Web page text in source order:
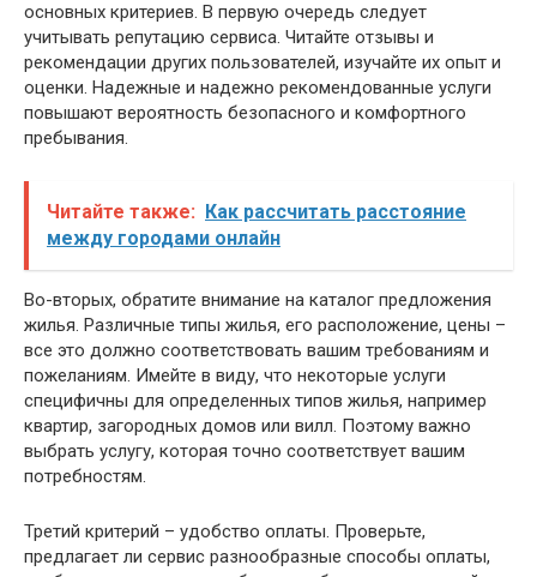
основных критериев. В первую очередь следует
учитывать репутацию сервиса. Читайте отзывы и
рекомендации других пользователей, изучайте их опыт и
оценки. Надежные и надежно рекомендованные услуги
повышают вероятность безопасного и комфортного
пребывания.
Читайте также: Как рассчитать расстояние
между городами онлайн
Во-вторых, обратите внимание на каталог предложения
жилья. Различные типы жилья, его расположение, цены –
все это должно соответствовать вашим требованиям и
пожеланиям. Имейте в виду, что некоторые услуги
специфичны для определенных типов жилья, например
квартир, загородных домов или вилл. Поэтому важно
выбрать услугу, которая точно соответствует вашим
потребностям.
Третий критерий – удобство оплаты. Проверьте,
предлагает ли сервис разнообразные способы оплаты,